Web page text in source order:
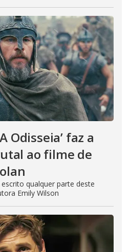
Odisseia’ faz a
ao filme de
qualquer parte deste
Emily Wilson